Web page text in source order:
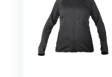
CHAUSSETTES